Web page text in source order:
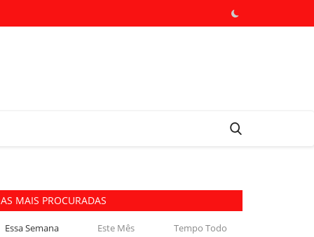
AS MAIS PROCURADAS
Essa Semana Este Mês Tempo Todo